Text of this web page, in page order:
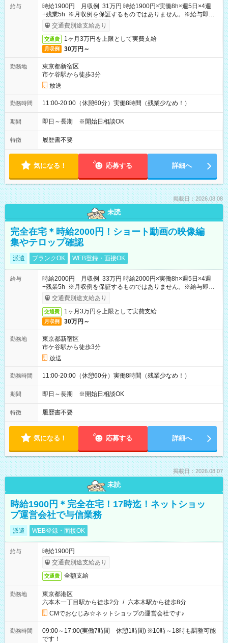
給与
時給1900円 月収例 31万円 時給1900円×実働8h×週5日×4週
+残業5h ※月収例を保証するものではありません。※給与即受
取りサービス利用可（利用条件有）
交通費別途支給あり
交通費 1ヶ月3万円を上限として実費支給
月収例 30万円～
勤務地
東京都新宿区
市ケ谷駅から徒歩3分
放送
勤務時間 11:00-20:00（休憩60分）実働8時間（残業少なめ！）
期間 即日～長期 ※開始日相談OK
特徴 履歴書不要
気になる！ 応募する 詳細へ
掲載日：2026.08.08
未読
完全在宅＊時給2000円！ショート動画の映像編
集やテロップ確認
派遣 ブランクOK WEB登録・面接OK
給与
時給2000円 月収例 33万円 時給2000円×実働8h×週5日×4週
+残業5h ※月収例を保証するものではありません。※給与即受
取りサービス利用可（利用条件有）
交通費別途支給あり
交通費 1ヶ月3万円を上限として実費支給
月収例 30万円～
勤務地
東京都新宿区
市ケ谷駅から徒歩3分
放送
勤務時間 11:00-20:00（休憩60分）実働8時間（残業少なめ！）
期間 即日～長期 ※開始日相談OK
特徴 履歴書不要
気になる！ 応募する 詳細へ
掲載日：2026.08.07
未読
時給1900円＊完全在宅！17時迄！ネットショッ
プ運営会社で与信業務
派遣 WEB登録・面接OK
給与
時給1900円
交通費別途支給あり
交通費 全額支給
勤務地
東京都港区
六本木一丁目駅から徒歩2分 / 六本木駅から徒歩8分
CMでおなじみ☆ネットショップの運営会社です♪
勤務時間
09:00～17:00(実働7時間 休憩1時間) ※10時～18時も調整可能
です！